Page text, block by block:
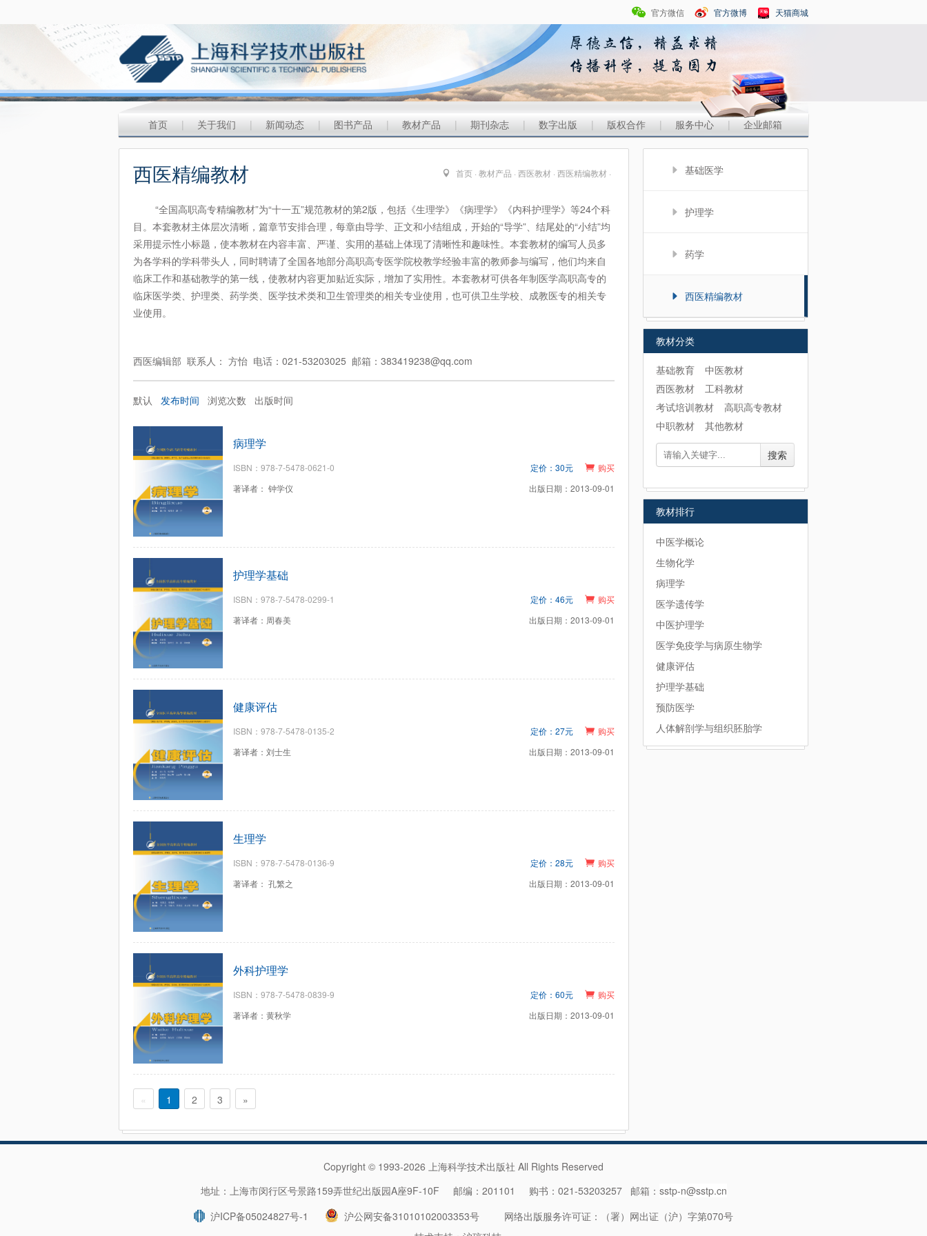
官方微信 官方微博 天猫商城
首页 | 关于我们 | 新闻动态 | 图书产品 | 教材产品 | 期刊杂志 | 数字出版 | 版权合作 | 服务中心 | 企业邮箱
首页 · 教材产品 · 西医教材 · 西医精编教材 ·
西医精编教材
“全国高职高专精编教材”为“十一五”规范教材的第2版，包括《生理学》《病理学》《内科护理学》等24个科
目。本套教材主体层次清晰，篇章节安排合理，每章由导学、正文和小结组成，开始的“导学”、结尾处的“小结”均
采用提示性小标题，使本教材在内容丰富、严谨、实用的基础上体现了清晰性和趣味性。本套教材的编写人员多
为各学科的学科带头人，同时聘请了全国各地部分高职高专医学院校教学经验丰富的教师参与编写，他们均来自
临床工作和基础教学的第一线，使教材内容更加贴近实际，增加了实用性。本套教材可供各年制医学高职高专的
临床医学类、护理类、药学类、医学技术类和卫生管理类的相关专业使用，也可供卫生学校、成教医专的相关专
业使用。
西医编辑部 联系人： 方怡 电话：021-53203025 邮箱： 383419238@qq.com
默认 发布时间 浏览次数 出版时间
病理学
购买
定价：30元
ISBN：978-7-5478-0621-0
著译者： 钟学仪
出版日期：2013-09-01
护理学基础
购买
定价：46元
ISBN：978-7-5478-0299-1
著译者：周春美
出版日期：2013-09-01
健康评估
购买
定价：27元
ISBN：978-7-5478-0135-2
著译者：刘士生
出版日期：2013-09-01
生理学
购买
定价：28元
ISBN：978-7-5478-0136-9
著译者： 孔繁之
出版日期：2013-09-01
外科护理学
购买
定价：60元
ISBN：978-7-5478-0839-9
著译者：黄秋学
出版日期：2013-09-01
« 1 2 3 »
基础医学
护理学
药学
西医精编教材
教材分类
基础教育
中医教材
西医教材
工科教材
考试培训教材
高职高专教材
中职教材
其他教材
搜索
教材排行
中医学概论
生物化学
病理学
医学遗传学
中医护理学
医学免疫学与病原生物学
健康评估
护理学基础
预防医学
人体解剖学与组织胚胎学
Copyright © 1993-2026 上海科学技术出版社 All Rights Reserved
地址：上海市闵行区号景路159弄世纪出版园A座9F-10F 邮编：201101 购书：021-53203257 邮箱： sstp-n@sstp.cn
沪ICP备05024827号-1
沪公网安备31010102003353号
网络出版服务许可证：（署）网出证（沪）字第070号